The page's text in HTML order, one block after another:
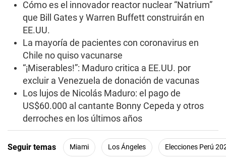
Cómo es el innovador reactor nuclear “Natrium”
que Bill Gates y Warren Buffett construirán en
EE.UU.
La mayoría de pacientes con coronavirus en
Chile no quiso vacunarse
“¡Miserables!”: Maduro critica a EE.UU. por
excluir a Venezuela de donación de vacunas
Los lujos de Nicolás Maduro: el pago de
US$60.000 al cantante Bonny Cepeda y otros
derroches en los últimos años
Seguir temas Miami Los Ángeles Elecciones Perú